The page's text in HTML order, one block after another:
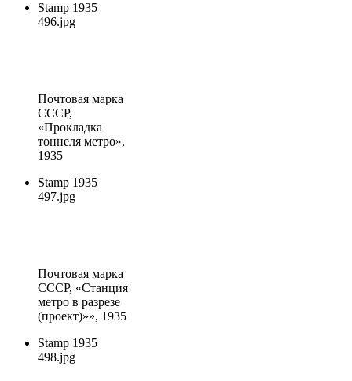
Stamp 1935
496.jpg
Почтовая марка
СССР,
«Прокладка
тоннеля метро»,
1935
Stamp 1935
497.jpg
Почтовая марка
СССР, «Станция
метро в разрезе
(проект)»», 1935
Stamp 1935
498.jpg